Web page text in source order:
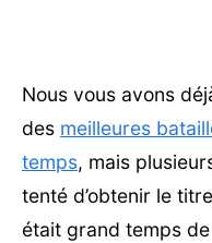
Nous vous avons
des meilleures
temps, mais
tenté d’obtenir le
était grand temps